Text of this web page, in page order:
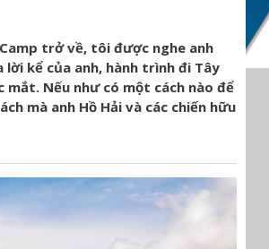
trở về, tôi được nghe anh
kể của anh, hành trình đi Tây
mắt. Nếu như có một cách nào để
mà anh Hồ Hải và các chiến hữu